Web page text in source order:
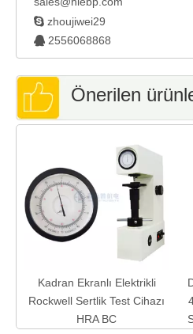
 zhoujiwei29
 2556068868
Önerilen
Kadran Ekranlı Elektrikli
Rockwell Sertlik Test Cihazı
HRA BC